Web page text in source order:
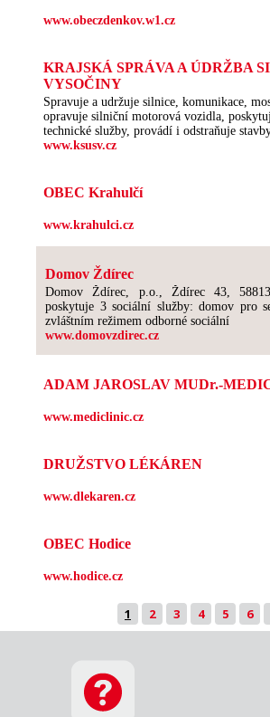
www.obeczdenkov.w1.cz
KRAJSKÁ SPRÁVA A ÚDRŽBA
VYSOČINY
Spravuje a udržuje silnice, komunikace,
opravuje silniční motorová vozidla,
technické služby, provádí i odstraňuje
www.ksusv.cz
OBEC Krahulčí
www.krahulci.cz
Domov Ždírec
Domov Ždírec, p.o., Ždírec 43,
poskytuje 3 sociální služby: domov pro
zvláštním režimem odborné sociální
www.domovzdirec.cz
ADAM JAROSLAV MUDr.-
www.mediclinic.cz
DRUŽSTVO LÉKÁREN
www.dlekaren.cz
OBEC Hodice
www.hodice.cz
1 2 3 4 5 6